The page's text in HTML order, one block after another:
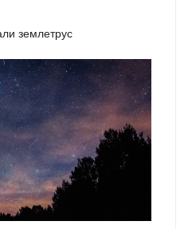
землетрус